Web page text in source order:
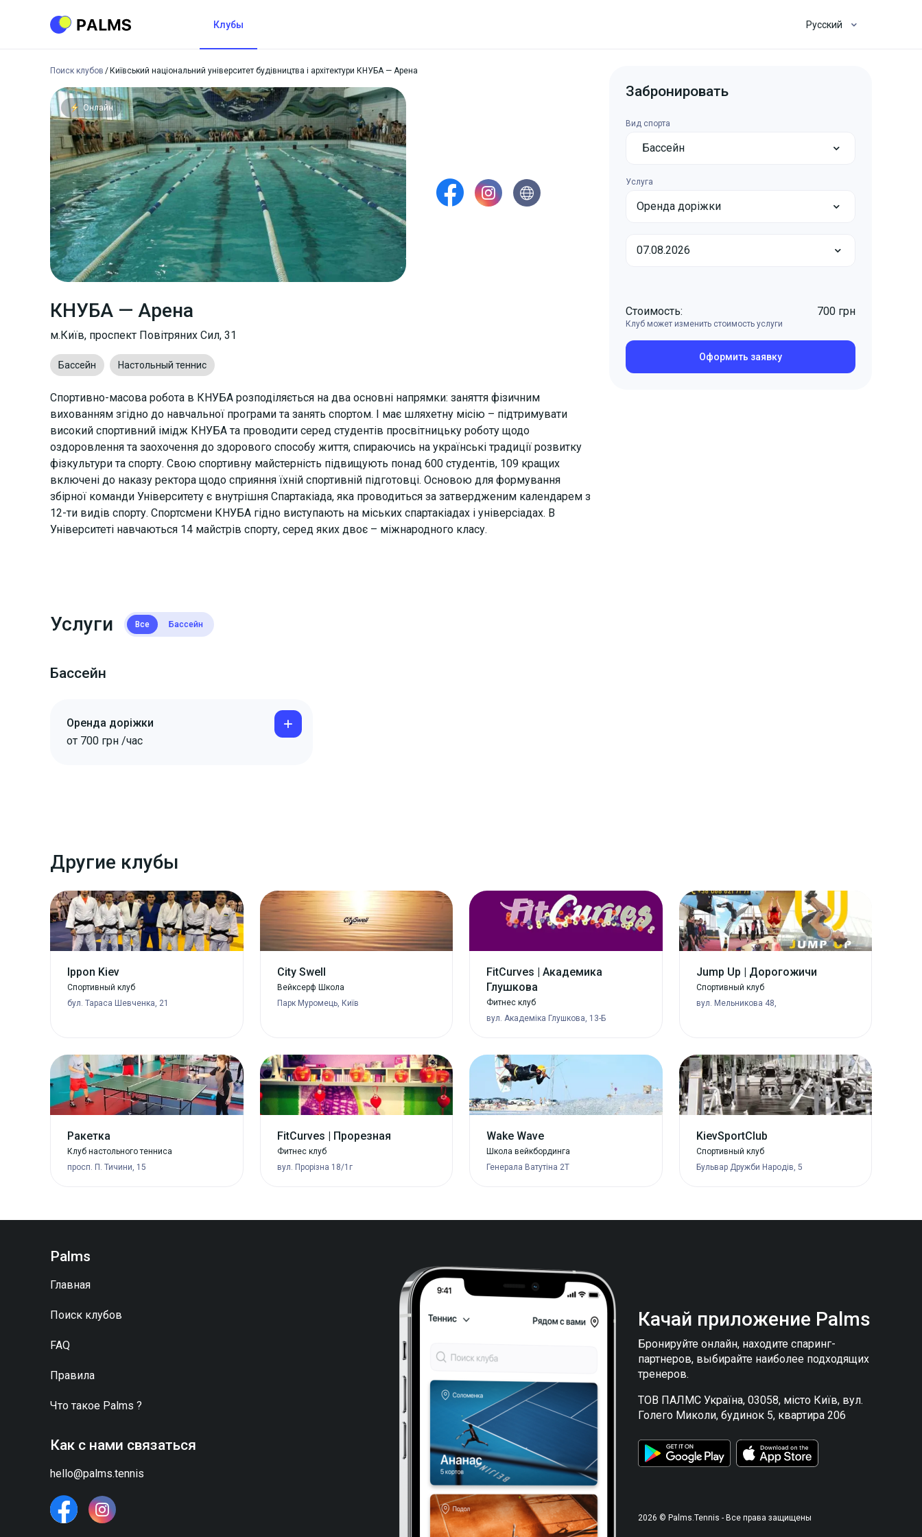
Клубы Русский
Поиск клубов Київський національний університет будівництва і архітектури КНУБА — Арена
Онлайн
КНУБА — Арена
м.Київ, проспект Повітряних Сил, 31
Бассейн Настольный теннис
Спортивно-масова робота в КНУБА розподіляється на два основні напрямки: заняття фізичним
вихованням згідно до навчальної програми та занять спортом. І має шляхетну місію – підтримувати
високий спортивний імідж КНУБА та проводити серед студентів просвітницьку роботу щодо
оздоровлення та заохочення до здорового способу життя, спираючись на українські традиції розвитку
фізкультури та спорту. Свою спортивну майстерність підвищують понад 600 студентів, 109 кращих
включені до наказу ректора щодо сприяння їхній спортивній підготовці. Основою для формування
збірної команди Університету є внутрішня Спартакіада, яка проводиться за затвердженим календарем з
12-ти видів спорту. Спортсмени КНУБА гідно виступають на міських спартакіадах і універсіадах. В
Університеті навчаються 14 майстрів спорту, серед яких двоє – міжнародного класу.
Услуги Все Бассейн
Бассейн
Оренда доріжки
от 700 грн /час
Забронировать
Вид спорта
Бассейн
Услуга
Оренда доріжки
Стоимость: 700 грн
Клуб может изменить стоимость услуги
Оформить заявку
Другие клубы
Ippon Kiev
Спортивный клуб
бул. Тараса Шевченка, 21
City Swell
Вейксерф Школа
Парк Муромець, Київ
FitCurves | Академика
Глушкова
Фитнес клуб
вул. Академіка Глушкова, 13-Б
Jump Up | Дорогожичи
Спортивный клуб
вул. Мельникова 48,
Ракетка
Клуб настольного тенниса
просп. П. Тичини, 15
FitCurves | Прорезная
Фитнес клуб
вул. Прорізна 18/1г
Wake Wave
Школа вейкбординга
Генерала Ватутіна 2Т
KievSportClub
Спортивный клуб
Бульвар Дружби Народів, 5
Palms
Главная
Поиск клубов
FAQ
Правила
Что такое Palms ?
Как с нами связаться
hello@palms.tennis
Качай приложение Palms
Бронируйте онлайн, находите спаринг-
партнеров, выбирайте наиболее подходящих
тренеров.
ТОВ ПАЛМС Україна, 03058, місто Київ, вул.
Голего Миколи, будинок 5, квартира 206
2026 © Palms.Tennis - Все права защищены